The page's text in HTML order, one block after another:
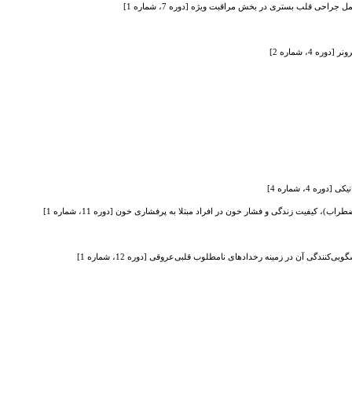
قلب بستری در بخش مراقبت ویژه [دوره 7، شماره 1]
شماره 2]
شماره 4]
کیفیت زندگی و فشار خون در افراد مبتلا به پرفشاری خون [دوره 11، شماره 1]